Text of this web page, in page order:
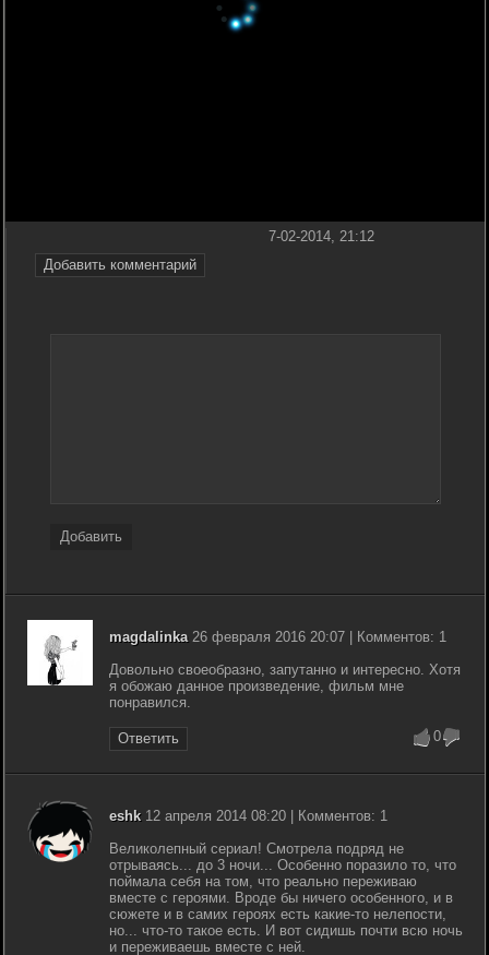
Добавить комментарий
7-02-2014, 21:12
Добавить
magdalinka26 февраля 2016 20:07 | Комментов: 1
Довольно своеобразно, запутанно и интересно. Хотя
я обожаю данное произведение, фильм мне
понравился.
Ответить 0
eshk12 апреля 2014 08:20 | Комментов: 1
Великолепный сериал! Смотрела подряд не
отрываясь... до 3 ночи... Особенно поразило то, что
поймала себя на том, что реально переживаю
вместе с героями. Вроде бы ничего особенного, и в
сюжете и в самих героях есть какие-то нелепости,
но... что-то такое есть. И вот сидишь почти всю ночь
и переживаешь вместе с ней.